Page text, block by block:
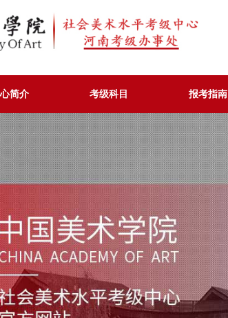
简介 考级科目 报考指南